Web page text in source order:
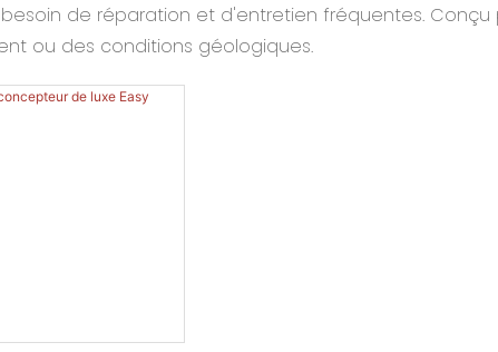
de réparation et d'entretien fréquentes.
ou des conditions géologiques.